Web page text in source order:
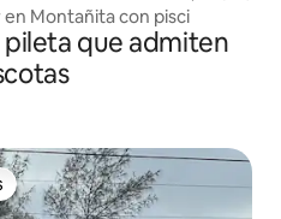
Hermosa casa frente al mar en Montañita con pisci
que admiten
más destacados